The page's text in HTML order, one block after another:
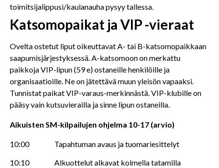
toimitsijalippusi/kaulanauha pysyy tallessa.
Katsomopaikat ja VIP -vieraat
Ovelta ostetut liput oikeuttavat A- tai B-katsomopaikkaan
saapumisjärjestyksessä. A-katsomoon on merkattu
paikkoja VIP-lipun (59 e) ostaneille henkilöille ja
organisaatioille. Ne on jätettävä muun yleisön vapaaksi.
Tunnistat paikat VIP-varaus-merkinnästä. VIP-klubille on
pääsy vain kutsuvierailla ja sinne lipun ostaneilla.
Aikuisten SM-kilpailujen ohjelma 10-17 (arvio)
10:00 Tapahtuman avaus ja tuomariesittelyt
10:10 Alkuottelut alkavat kolmella tatamilla